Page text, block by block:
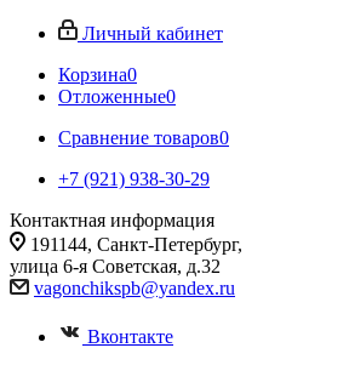
Личный кабинет
Корзина0
Отложенные0
Сравнение товаров0
+7 (921) 938-30-29
Контактная информация
191144, Санкт-Петербург,
улица 6-я Советская, д.32
vagonchikspb@yandex.ru
Вконтакте